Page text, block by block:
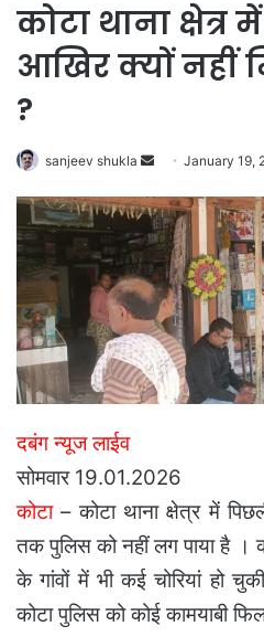
कोटा थाना क्षेत्र
आखिर क्यों नहीं
?
sanjeev shukla
Send
email
January 19,
दबंग न्यूज लाईव
सोमवार 19.01.2026
कोटा– कोटा थाना क्षेत्र में
तक पुलिस को नहीं लग पाया है ।
के गांवों में भी कई चोरियां हो
कोटा पुलिस को कोई कामयाबी